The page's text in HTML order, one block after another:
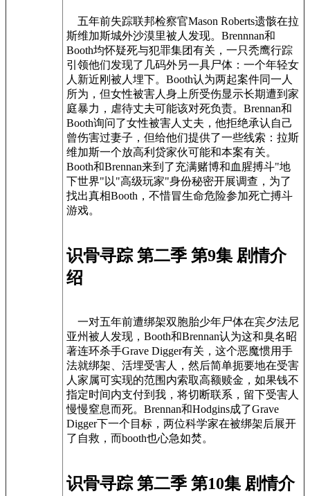
五年前失踪联邦检察官Mason Roberts遗骸在拉
斯维加斯城外沙漠里被人发现。Brennnan和
Booth均怀疑死与犯罪集团有关，一只秃鹰行踪
引领他们发现了几码外另一具尸体：一个年轻女
人新近刚被人埋下。Booth认为两起案件同一人
所为，但女性被害人身上所受伤显示长期遭到家
庭暴力，虐待丈夫可能该对死负责。Brennan和
Booth询问了女性被害人丈夫，他拒绝承认自己
曾伤害过妻子，但给他们提供了一些线索：拉斯
维加斯一个放高利贷家伙可能和本案有关。
Booth和Brennan来到了充满赌博和血腥搏斗"地
下世界"以"高级玩家"身份秘密开展调查，为了
找出真相Booth，不惜冒生命危险参加死亡搏斗
游戏。
识骨寻踪 第二季 第9集 剧情介
绍
一对五年前遭绑架双胞胎少年尸体在宾夕法尼
亚州被人发现，Booth和Brennan认为这和臭名昭
著连环杀手Grave Digger有关，这个恶魔惯用手
法就绑架、活埋受害人，然后简单扼要地在受害
人家属可实现的范围内索取高额赎金，如果钱不
指定时间内支付到我，将切断联系，留下受害人
慢慢窒息而死。Brennan和Hodgins成了Grave
Digger下一个目标，两位科学家在被绑架后展开
了自救，而booth也心急如焚。
识骨寻踪 第二季 第10集 剧情介